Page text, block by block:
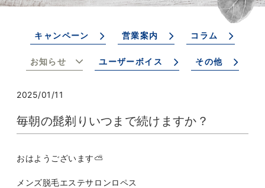
キャンペーン 営業案内 コラム
お知らせ ユーザーボイス その他
2025/01/11
毎朝の髭剃りいつまで続けますか？
おはようございます⛅️
メンズ脱毛エステサロンロペス